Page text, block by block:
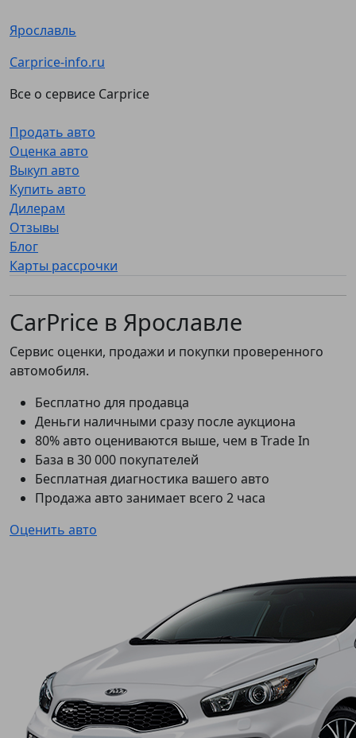
Ярославль
Carprice-info.ru
Все о сервисе Carprice
Продать авто
Оценка авто
Выкуп авто
Купить авто
Дилерам
Отзывы
Блог
Карты рассрочки
CarPrice в Ярославле
Сервис оценки, продажи и покупки проверенного
автомобиля.
Бесплатно для продавца
Деньги наличными сразу после аукциона
80% авто оцениваются выше, чем в Trade In
База в 30 000 покупателей
Бесплатная диагностика вашего авто
Продажа авто занимает всего 2 часа
Оценить авто